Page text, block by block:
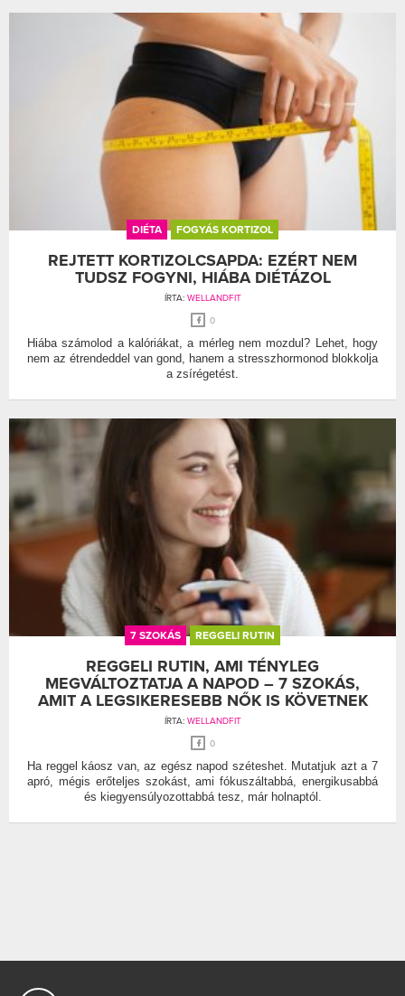
DIÉTA FOGYÁS KORTIZOL
REJTETT KORTIZOLCSAPDA: EZÉRT NEM
TUDSZ FOGYNI, HIÁBA DIÉTÁZOL
ÍRTA: WELLANDFIT
0
Hiába számolod a kalóriákat, a mérleg nem mozdul? Lehet, hogy
nem az étrendeddel van gond, hanem a stresszhormonod blokkolja
a zsírégetést.
7 SZOKÁS REGGELI RUTIN
REGGELI RUTIN, AMI TÉNYLEG
MEGVÁLTOZTATJA A NAPOD – 7 SZOKÁS,
AMIT A LEGSIKERESEBB NŐK IS KÖVETNEK
ÍRTA: WELLANDFIT
0
Ha reggel káosz van, az egész napod széteshet. Mutatjuk azt a 7
apró, mégis erőteljes szokást, ami fókuszáltabbá, energikusabbá
és kiegyensúlyozottabbá tesz, már holnaptól.